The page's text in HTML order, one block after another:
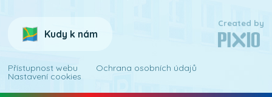
Kudy k nám
Created by
Přístupnost webu Ochrana osobních údajů
Nastavení cookies